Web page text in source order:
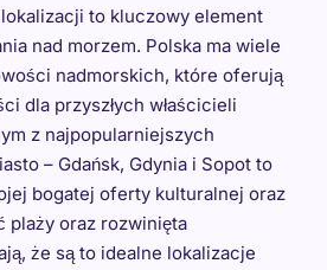
to kluczowy element
nad morzem. Polska ma wiele
nadmorskich, które oferują
dla przyszłych właścicieli
z najpopularniejszych
– Gdańsk, Gdynia i Sopot to
bogatej oferty kulturalnej oraz
plaży oraz rozwinięta
że są to idealne lokalizacje